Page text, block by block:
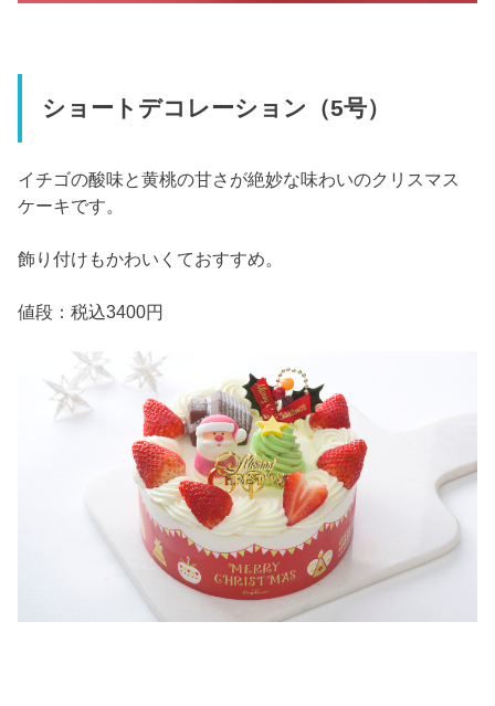
ショートデコレーション（5号）
イチゴの酸味と黄桃の甘さが絶妙な味わいのクリスマス
ケーキです。
飾り付けもかわいくておすすめ。
値段：税込3400円